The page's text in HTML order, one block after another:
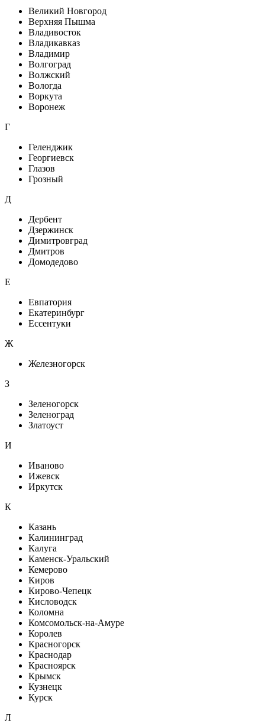
Великий Новгород
Верхняя Пышма
Владивосток
Владикавказ
Владимир
Волгоград
Волжский
Вологда
Воркута
Воронеж
Г
Геленджик
Георгиевск
Глазов
Грозный
Д
Дербент
Дзержинск
Димитровград
Дмитров
Домодедово
Е
Евпатория
Екатеринбург
Ессентуки
Ж
Железногорск
З
Зеленогорск
Зеленоград
Златоуст
И
Иваново
Ижевск
Иркутск
К
Казань
Калининград
Калуга
Каменск-Уральский
Кемерово
Киров
Кирово-Чепецк
Кисловодск
Коломна
Комсомольск-на-Амуре
Королев
Красногорск
Краснодар
Красноярск
Крымск
Кузнецк
Курск
Л